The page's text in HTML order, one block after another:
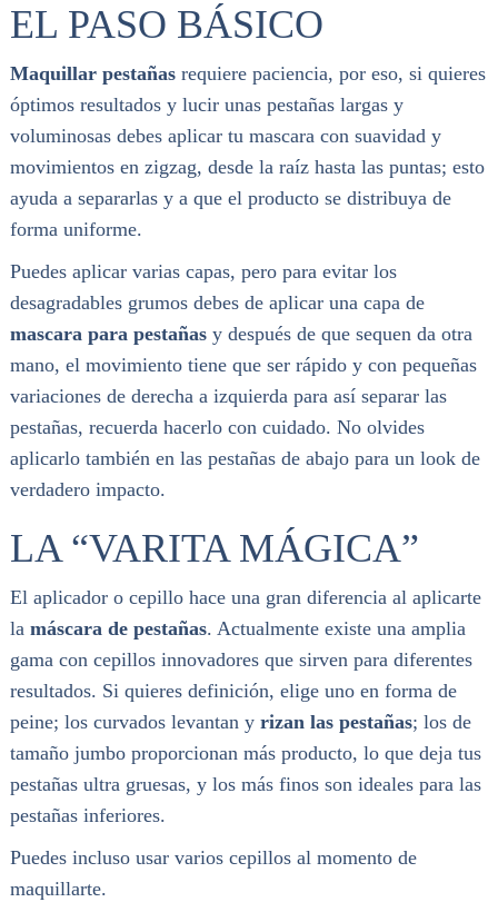
EL PASO BÁSICO
Maquillar pestañasrequiere paciencia, por eso, si quieres
óptimos resultados y lucir unas pestañas largas y
voluminosas debes aplicar tu mascara con suavidad y
movimientos en zigzag, desde la raíz hasta las puntas; esto
ayuda a separarlas y a que el producto se distribuya de
forma uniforme.
Puedes aplicar varias capas, pero para evitar los
desagradables grumos debes de aplicar una capa de
mascara para pestañasy después de que sequen da otra
mano, el movimiento tiene que ser rápido y con pequeñas
variaciones de derecha a izquierda para así separar las
pestañas, recuerda hacerlo con cuidado. No olvides
aplicarlo también en las pestañas de abajo para un look de
verdadero impacto.
LA “VARITA MÁGICA”
El aplicador o cepillo hace una gran diferencia al aplicarte
la máscara de pestañas. Actualmente existe una amplia
gama con cepillos innovadores que sirven para diferentes
resultados. Si quieres definición, elige uno en forma de
peine; los curvados levantan y rizan las pestañas; los de
tamaño jumbo proporcionan más producto, lo que deja tus
pestañas ultra gruesas, y los más finos son ideales para las
pestañas inferiores.
Puedes incluso usar varios cepillos al momento de
maquillarte.